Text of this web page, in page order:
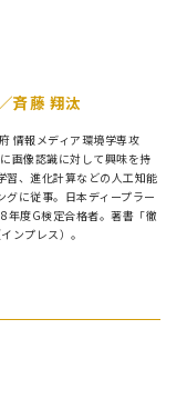
斉藤 翔汰
情報メディア環境学専攻
画像認識に対して興味を持
、進化計算などの人工知能
に従事。日本ディープラー
度G検定合格者。著書「徹
ンプレス）。